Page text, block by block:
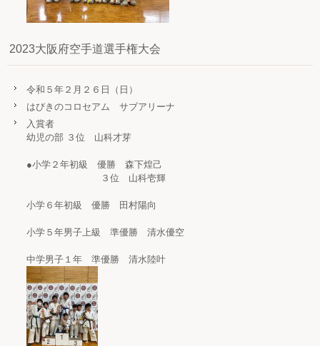
2023大阪府空手道選手権大会
令和５年２月２６日（日）
はびきのコロセアム サブアリーナ
入賞者
幼児の部 ３位 山科才芽
●小学２年初級 優勝 森下煌己
３位 山科壱輝
小学６年初級 優勝 田村陽向
小学５年男子上級 準優勝 清水優空
中学男子１年 準優勝 清水陸叶